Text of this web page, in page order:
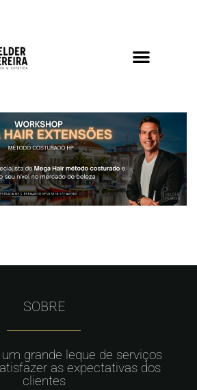
SOBRE
grande leque de serviços
as expectativas dos
clientes